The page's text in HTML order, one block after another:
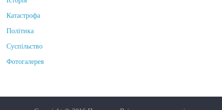
Історія
Катастрофа
Політика
Суспільство
Фотогалерея